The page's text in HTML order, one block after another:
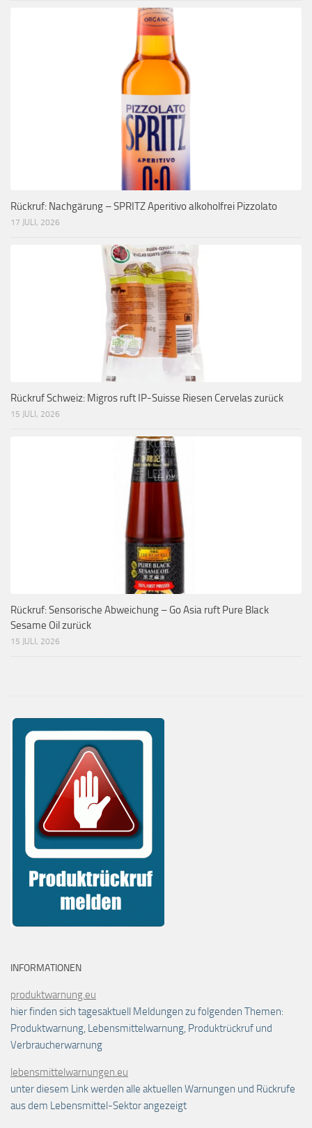
Rückruf: Nachgärung – SPRITZ Aperitivo alkoholfrei Pizzolato
17 JULI, 2026
Rückruf Schweiz: Migros ruft IP-Suisse Riesen Cervelas zurück
15 JULI, 2026
Rückruf: Sensorische Abweichung – Go Asia ruft Pure Black
Sesame Oil zurück
15 JULI, 2026
INFORMATIONEN
produktwarnung.eu
hier finden sich tagesaktuell Meldungen zu folgenden Themen:
Produktwarnung, Lebensmittelwarnung, Produktrückruf und
Verbraucherwarnung
lebensmittelwarnungen.eu
unter diesem Link werden alle aktuellen Warnungen und Rückrufe
aus dem Lebensmittel-Sektor angezeigt